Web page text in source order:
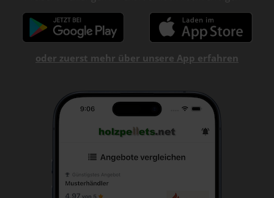
oder zuerst mehr über unsere App erfahren